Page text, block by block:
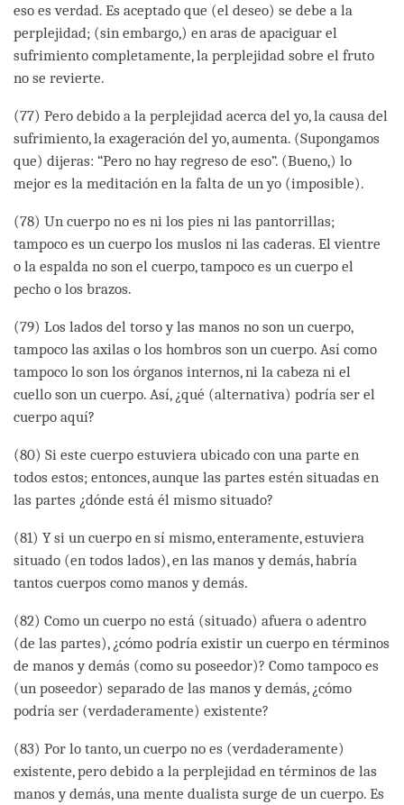
eso es verdad. Es aceptado que (el deseo) se debe a la
perplejidad; (sin embargo,) en aras de apaciguar el
sufrimiento completamente, la perplejidad sobre el fruto
no se revierte.
(77) Pero debido a la perplejidad acerca del yo, la causa del
sufrimiento, la exageración del yo, aumenta. (Supongamos
que) dijeras: “Pero no hay regreso de eso”. (Bueno,) lo
mejor es la meditación en la falta de un yo (imposible).
(78) Un cuerpo no es ni los pies ni las pantorrillas;
tampoco es un cuerpo los muslos ni las caderas. El vientre
o la espalda no son el cuerpo, tampoco es un cuerpo el
pecho o los brazos.
(79) Los lados del torso y las manos no son un cuerpo,
tampoco las axilas o los hombros son un cuerpo. Así como
tampoco lo son los órganos internos, ni la cabeza ni el
cuello son un cuerpo. Así, ¿qué (alternativa) podría ser el
cuerpo aquí?
(80) Si este cuerpo estuviera ubicado con una parte en
todos estos; entonces, aunque las partes estén situadas en
las partes ¿dónde está él mismo situado?
(81) Y si un cuerpo en sí mismo, enteramente, estuviera
situado (en todos lados), en las manos y demás, habría
tantos cuerpos como manos y demás.
(82) Como un cuerpo no está (situado) afuera o adentro
(de las partes), ¿cómo podría existir un cuerpo en términos
de manos y demás (como su poseedor)? Como tampoco es
(un poseedor) separado de las manos y demás, ¿cómo
podría ser (verdaderamente) existente?
(83) Por lo tanto, un cuerpo no es (verdaderamente)
existente, pero debido a la perplejidad en términos de las
manos y demás, una mente dualista surge de un cuerpo. Es